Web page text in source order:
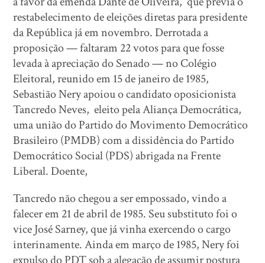
restabelecimento de eleições diretas para presidente
da República já em novembro. Derrotada a
proposição — fal­taram 22 votos para que fosse
levada à apreciação do Senado — no Colégio
Eleitoral, reunido em 15 de janeiro de 1985,
Sebastião Nery apoiou o candidato oposicionista
Tancredo Neves, eleito pela Aliança Democrática,
uma união do Partido do Movimento Democrático
Brasileiro (PMDB) com a dissidência do Partido
Democrático Social (PDS) abrigada na Frente
Liberal. Doente,
Tancredo não chegou a ser empossado, vindo a
falecer em 21 de abril de 1985. Seu substituto foi o
vice José Sarney, que já vinha exercendo o cargo
interinamente. Ainda em março de 1985, Nery foi